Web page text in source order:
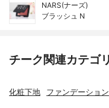
NARS(ナーズ)
ブラッシュ N
チーク関連カテゴ
化粧下地 ファンデーション